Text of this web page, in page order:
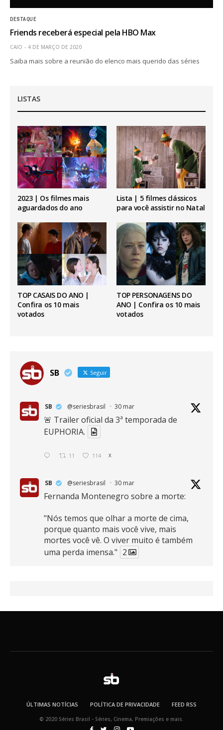
DESTAQUE
Friends receberá especial pela HBO Max
CAIO 4 DE MARÇO DE 2020
Saiba mais sobre a reunião do elenco mais querido das séries
LISTAS
2023 | Os filmes mais
aguardados do ano
Lista | 5 filmes clássicos
para você assistir no Natal
TOP CASAIS DO ANO |
Confira os 10 mais
votados
TOP PERSONAGENS DO
ANO | Confira os 10 mais
votados
SB Seguir
SB @seriesbrasil · 30 mar
🚨 Trailer oficial da 3ª temporada de
EUPHORIA.
11 114 X
SB @seriesbrasil · 30 mar
Fernanda Montenegro sobre a morte:
"Nós temos que olhar a morte de cima,
porque quanto mais você vive, mais
mortes você vê. O viver muito é também
uma perda imensa." 2
16 389 X
@seriesbrasil · 30 mar
124 1460 X
ÚLTIMAS NOTÍCIAS POLÍTICA DE PRIVACIDADE FEED RSS
© 2020 Séries Brasil - Séries, Cinema, Premiações e mais.